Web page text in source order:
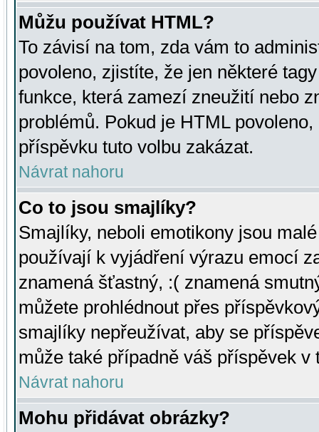
Můžu používat HTML?
To závisí na tom, zda vám to
povoleno, zjistíte, že jen některé
funkce, která zamezí zneužití nebo
problémů. Pokud je HTML
příspěvku tuto volbu zakázat.
Návrat nahoru
Co to jsou smajlíky?
Smajlíky, neboli emotikony jsou
používají k vyjádření výrazu emocí
znamená šťastný, :( znamená
můžete prohlédnout přes
smajlíky nepřeužívat, aby se
může také případně váš příspěvek v
Návrat nahoru
Mohu přidávat obrázky?